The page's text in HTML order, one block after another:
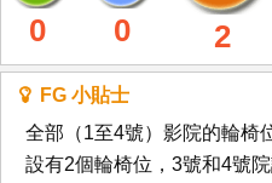
0 0 2
FG 小貼士
全部（1至4號）影院的輪椅
設有2個輪椅位，3號和4號